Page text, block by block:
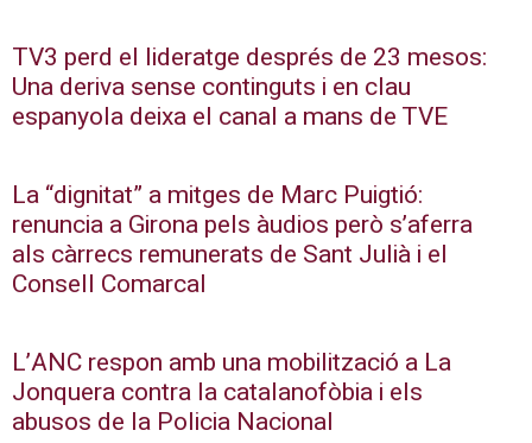
TV3 perd el lideratge després de 23 mesos:
Una deriva sense continguts i en clau
espanyola deixa el canal a mans de TVE
La “dignitat” a mitges de Marc Puigtió:
renuncia a Girona pels àudios però s’aferra
als càrrecs remunerats de Sant Julià i el
Consell Comarcal
L’ANC respon amb una mobilització a La
Jonquera contra la catalanofòbia i els
abusos de la Policia Nacional